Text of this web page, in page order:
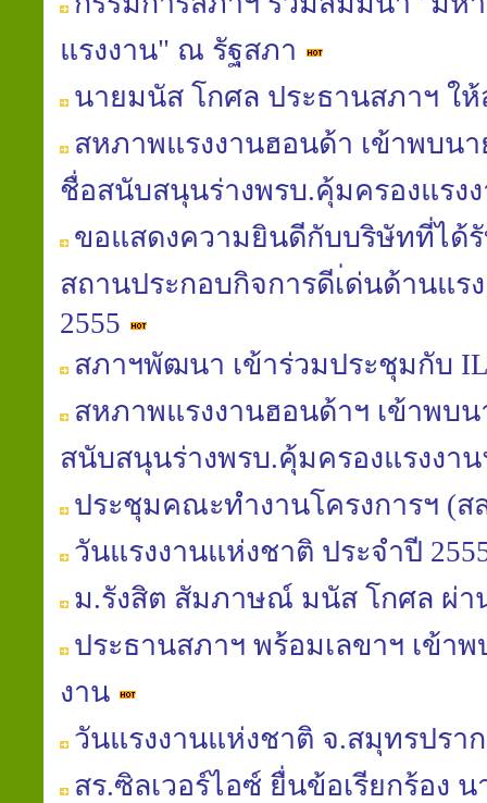
แรงงาน" ณ รัฐสภา
นายมนัส โกศล ประธานสภาฯ ใ
สหภาพแรงงานฮอนด้า เข้าพบน
ชื่อสนับสนุนร่างพรบ.คุ้มครองแรง
ขอแสดงความยินดีกับบริษัทที่ได้รั
สถานประกอบกิจการดีเ่ด่นด้านแร
2555
สภาฯพัฒนา เข้าร่วมประชุมกับ
สหภาพแรงงานฮอนด้าฯ เข้าพบ
สนับสนุนร่างพรบ.คุ้มครองแรงงา
ประชุมคณะทำงานโครงการฯ (ส
วันแรงงานแห่งชาติ ประจำปี
ม.รังสิต สัมภาษณ์ มนัส โกศล ผ่า
ประธานสภาฯ พร้อมเลขาฯ เข้า
งาน
วันแรงงานแห่งชาติ จ.สมุทรปรา
สร.ซิลเวอร์ไอซ์ ยื่นข้อเรียกร้อง